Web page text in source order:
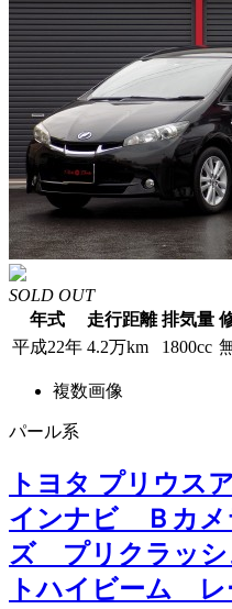
SOLD OUT
年式
走行距離 排気量
平成22年 4.2万km 1800cc
複数画像
パール系
トヨタ プリウ
インナビ Ｂカ
ズ プリクラッ
トハイビーム レ